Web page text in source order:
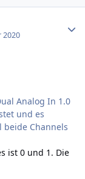
2020
Analog In 1.0
und es
Channels
ist 0 und 1. Die